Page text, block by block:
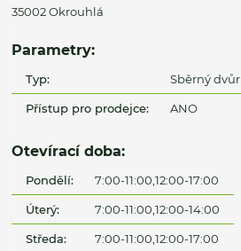
35002 Okrouhlá
Parametry:
Typ: Sběrný dvůr
Přístup pro prodejce: ANO
Otevírací doba:
Pondělí: 7:00-11:00,12:00-17:00
Úterý: 7:00-11:00,12:00-14:00
Středa: 7:00-11:00,12:00-17:00